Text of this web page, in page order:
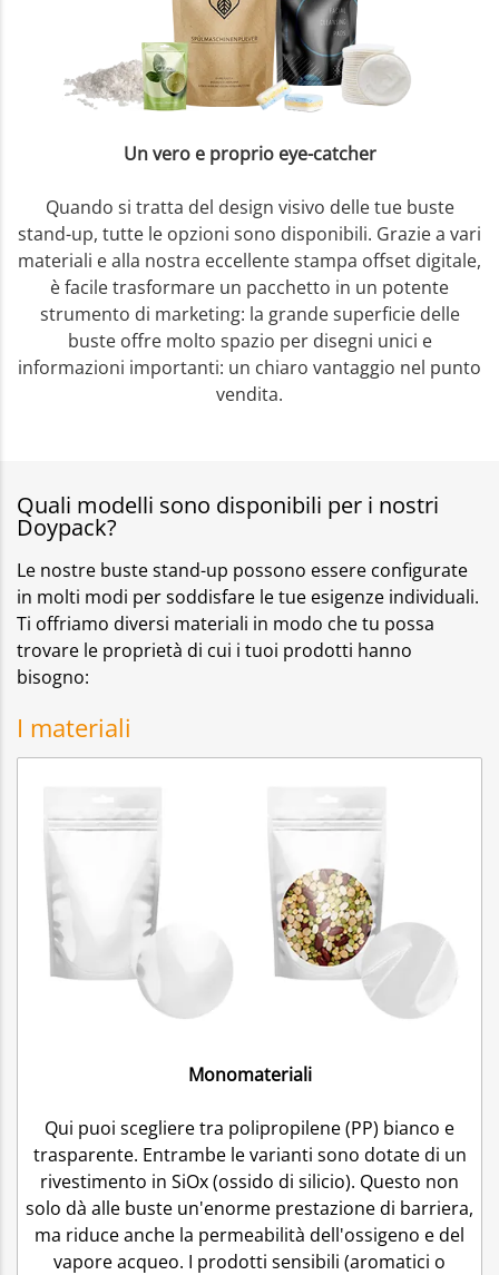
Un vero e proprio eye-catcher
Quando si tratta del design visivo delle tue buste
stand-up, tutte le opzioni sono disponibili. Grazie a vari
materiali e alla nostra eccellente stampa offset digitale,
è facile trasformare un pacchetto in un potente
strumento di marketing: la grande superficie delle
buste offre molto spazio per disegni unici e
informazioni importanti: un chiaro vantaggio nel punto
vendita.
Quali modelli sono disponibili per i nostri
Doypack?
Le nostre buste stand-up possono essere configurate
in molti modi per soddisfare le tue esigenze individuali.
Ti offriamo diversi materiali in modo che tu possa
trovare le proprietà di cui i tuoi prodotti hanno
bisogno:
I materiali
Monomateriali
Qui puoi scegliere tra polipropilene (PP) bianco e
trasparente. Entrambe le varianti sono dotate di un
rivestimento in SiOx (ossido di silicio). Questo non
solo dà alle buste un'enorme prestazione di barriera,
ma riduce anche la permeabilità dell'ossigeno e del
vapore acqueo. I prodotti sensibili (aromatici o